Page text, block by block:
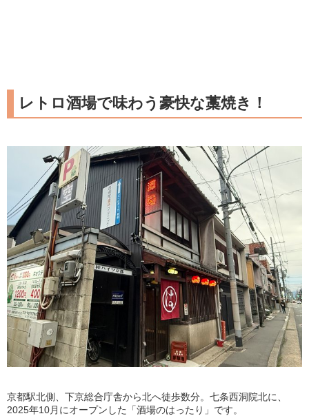
レトロ酒場で味わう豪快な藁焼き！
京都駅北側、下京総合庁舎から北へ徒歩数分。七条西洞院北に、
2025年10月にオープンした「酒場のはったり」です。